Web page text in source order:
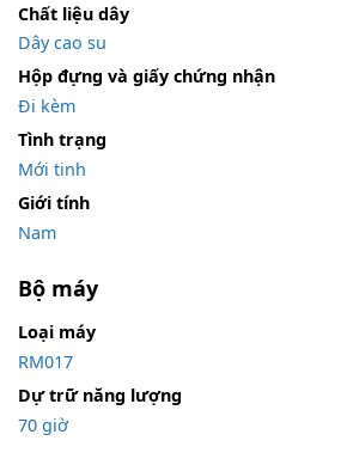
Chất liệu dây
Dây cao su
Hộp đựng và giấy chứng nhận
Đi kèm
Tình trạng
Mới tinh
Giới tính
Nam
Bộ máy
Loại máy
RM017
Dự trữ năng lượng
70 giờ